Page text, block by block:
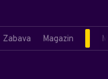
Zabava Magazin